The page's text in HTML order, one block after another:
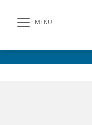
MENÜ